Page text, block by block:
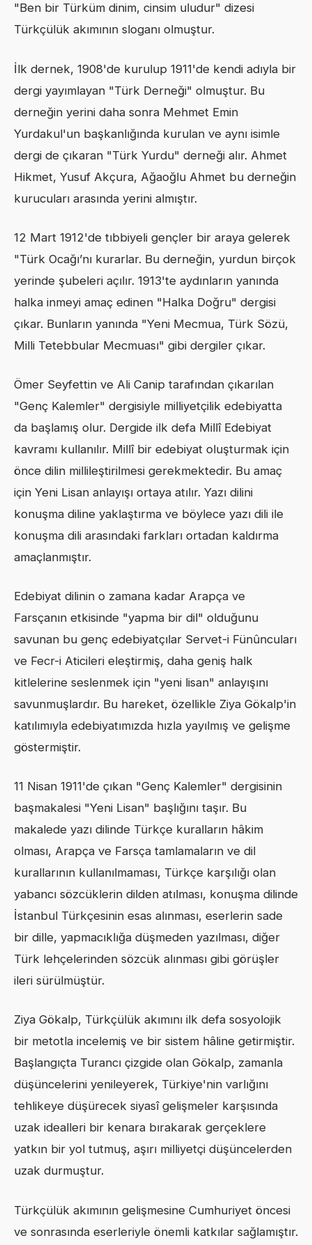
"Ben bir Türküm dinim, cinsim uludur" dizesi
Türkçülük akımının sloganı olmuştur.
İlk dernek, 1908'de kurulup 1911'de kendi adıyla bir
dergi yayımlayan "Türk Derneği" olmuştur. Bu
derneğin yerini daha sonra Mehmet Emin
Yurdakul'un başkanlığında kurulan ve aynı isimle
dergi de çıkaran "Türk Yurdu" derneği alır. Ahmet
Hikmet, Yusuf Akçura, Ağaoğlu Ahmet bu derneğin
kurucuları arasında yerini almıştır.
12 Mart 1912'de tıbbiyeli gençler bir araya gelerek
"Türk Ocağı’nı kurarlar. Bu derneğin, yurdun birçok
yerinde şubeleri açılır. 1913'te aydınların yanında
halka inmeyi amaç edinen "Halka Doğru" dergisi
çıkar. Bunların yanında "Yeni Mecmua, Türk Sözü,
Milli Tetebbular Mecmuası" gibi dergiler çıkar.
Ömer Seyfettin ve Ali Canip tarafından çıkarılan
"Genç Kalemler" dergisiyle milliyetçilik edebiyatta
da başlamış olur. Dergide ilk defa Millî Edebiyat
kavramı kullanılır. Millî bir edebiyat oluşturmak için
önce dilin millileştirilmesi gerekmektedir. Bu amaç
için Yeni Lisan anlayışı ortaya atılır. Yazı dilini
konuşma diline yaklaştırma ve böylece yazı dili ile
konuşma dili arasındaki farkları ortadan kaldırma
amaçlanmıştır.
Edebiyat dilinin o zamana kadar Arapça ve
Farsçanın etkisinde "yapma bir dil" olduğunu
savunan bu genç edebiyatçılar Servet-i Fünûncuları
ve Fecr-i Aticileri eleştirmiş, daha geniş halk
kitlelerine seslenmek için "yeni lisan" anlayışını
savunmuşlardır. Bu hareket, özellikle Ziya Gökalp'in
katılımıyla edebiyatımızda hızla yayılmış ve gelişme
göstermiştir.
11 Nisan 1911'de çıkan "Genç Kalemler" dergisinin
başmakalesi "Yeni Lisan" başlığını taşır. Bu
makalede yazı dilinde Türkçe kuralların hâkim
olması, Arapça ve Farsça tamlamaların ve dil
kurallarının kullanılmaması, Türkçe karşılığı olan
yabancı sözcüklerin dilden atılması, konuşma dilinde
İstanbul Türkçesinin esas alınması, eserlerin sade
bir dille, yapmacıklığa düşmeden yazılması, diğer
Türk lehçelerinden sözcük alınması gibi görüşler
ileri sürülmüştür.
Ziya Gökalp, Türkçülük akımını ilk defa sosyolojik
bir metotla incelemiş ve bir sistem hâline getirmiştir.
Başlangıçta Turancı çizgide olan Gökalp, zamanla
düşüncelerini yenileyerek, Türkiye'nin varlığını
tehlikeye düşürecek siyasî gelişmeler karşısında
uzak idealleri bir kenara bırakarak gerçeklere
yatkın bir yol tutmuş, aşırı milliyetçi düşüncelerden
uzak durmuştur.
Türkçülük akımının gelişmesine Cumhuriyet öncesi
ve sonrasında eserleriyle önemli katkılar sağlamıştır.